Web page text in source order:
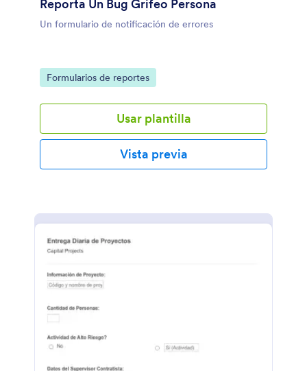
Reporta Un Bug Grifeo Persona
Un formulario de notificación de errores
Go to Category:
Formularios de reportes
Usar plantilla
Vista previa